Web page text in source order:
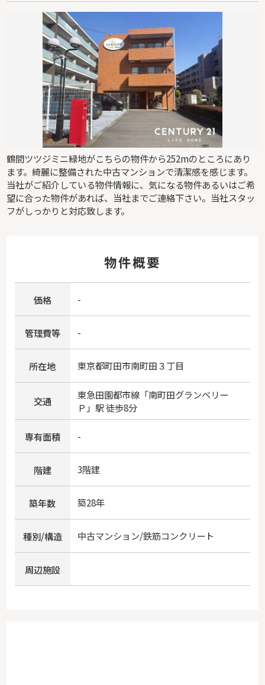
鶴間ツツジミニ緑地がこちらの物件から252mのところにあり
ます。綺麗に整備された中古マンションで清潔感を感じます。
当社がご紹介している物件情報に、気になる物件あるいはご希
望に合った物件があれば、当社までご連絡下さい。当社スタッ
フがしっかりと対応致します。
物件概要
価格 -
管理費等 -
所在地 東京都町田市南町田３丁目
交通 東急田園都市線「南町田グランベリー
Ｐ 」駅 徒歩8分
専有面積 -
階建 3階建
築年数 築28年
種別/構造 中古マンション/鉄筋コンクリート
周辺施設